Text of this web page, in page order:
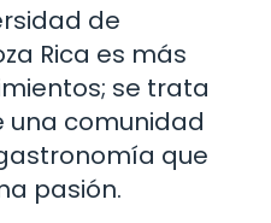
de
Rica es más
se trata
comunidad
que
pasión.